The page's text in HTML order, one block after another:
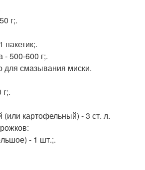
г;.
- 500-600 г;.
для смазывания миски.
(или картофельный) - 3 ст. л.
- 1 шт.;.